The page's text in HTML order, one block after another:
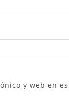
y web en